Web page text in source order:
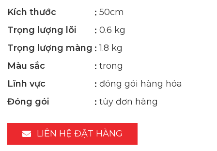
Kích thước
50cm
Trọng lượng lõi
0.6 kg
Trọng lượng màng
1.8 kg
Màu sắc
trong
Lĩnh vực
đóng gói hàng hóa
Đóng gói
tùy đơn hàng
LIÊN HỆ ĐẶT HÀNG